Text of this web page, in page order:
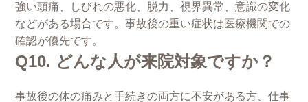
強い頭痛、しびれの悪化、脱力、視界異常、意識の変化
などがある場合です。事故後の重い症状は医療機関での
確認が優先です。
Q10. どんな人が来院対象ですか？
事故後の体の痛みと手続きの両方に不安がある方、仕事